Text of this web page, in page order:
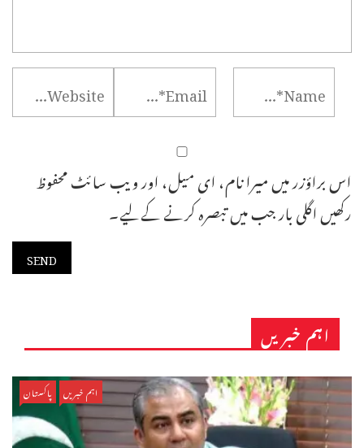
اس براؤزر میں میرا نام، ای میل، اور ویب سائٹ محفوظ
رکھیں اگلی بار جب میں تبصرہ کرنے کےلیے۔
اہم خبریں
اہم خبریں پاکستان